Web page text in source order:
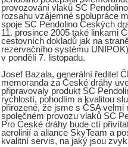
provozování vlaků SC
rozsahu vzájemné spolupráce
spoje SC Pendolino Českých
11. prosince 2005 také linkami
cestovních dokladů jak na
rezervačního systému
v pondělí 7. listopadu.
Josef Bazala, generální ředitel
memoranda za České dráhy
připravovaly produkt SC
rychlostí, pohodlím a kvalitou
přirozené, že jsme s ČSA velmi
společném provozu vlaků SC
Pro České dráhy bude ctí
aerolinií a aliance SkyTeam a
kvalitní servis, na jaký jsou